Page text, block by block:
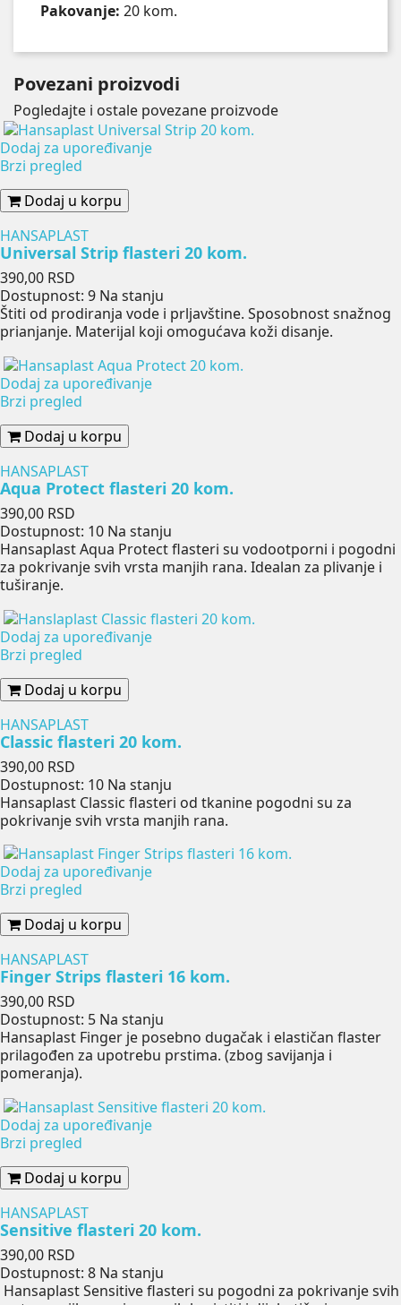
Pakovanje: 20 kom.
Povezani proizvodi
Pogledajte i ostale povezane proizvode
Dodaj za upoređivanje
Brzi pregled
Dodaj u korpu
HANSAPLAST
Universal Strip flasteri 20 kom.
Cena
390,00 RSD
Dostupnost: 9 Na stanju
Štiti od prodiranja vode i prljavštine. Sposobnost snažnog
prianjanje. Materijal koji omogućava koži disanje.
Dodaj za upoređivanje
Brzi pregled
Dodaj u korpu
HANSAPLAST
Aqua Protect flasteri 20 kom.
Cena
390,00 RSD
Dostupnost: 10 Na stanju
Hansaplast Aqua Protect flasteri su vodootporni i pogodni
za pokrivanje svih vrsta manjih rana. Idealan za plivanje i
tuširanje.
Dodaj za upoređivanje
Brzi pregled
Dodaj u korpu
HANSAPLAST
Classic flasteri 20 kom.
Cena
390,00 RSD
Dostupnost: 10 Na stanju
Hansaplast Classic flasteri od tkanine pogodni su za
pokrivanje svih vrsta manjih rana.
Dodaj za upoređivanje
Brzi pregled
Dodaj u korpu
HANSAPLAST
Finger Strips flasteri 16 kom.
Cena
390,00 RSD
Dostupnost: 5 Na stanju
Hansaplast Finger je posebno dugačak i elastičan flaster
prilagođen za upotrebu prstima. (zbog savijanja i
pomeranja).
Dodaj za upoređivanje
Brzi pregled
Dodaj u korpu
HANSAPLAST
Sensitive flasteri 20 kom.
Cena
390,00 RSD
Dostupnost: 8 Na stanju
Hansaplast Sensitive flasteri su pogodni za pokrivanje svih